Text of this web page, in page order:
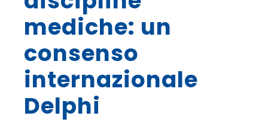
mediche: un
consenso
internazionale
Delphi